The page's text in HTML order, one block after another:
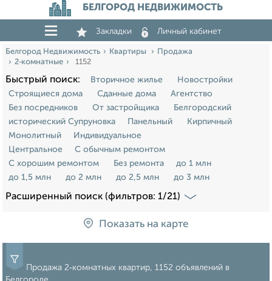
БЕЛГОРОД НЕДВИЖИМОСТЬ
Закладки Личный кабинет
Белгород Недвижимость Квартиры
Продажа
2‑комнатные
1152
Быстрый поиск: Вторичное жилье
Новостройки
Строящиеся дома
Сданные дома
Агентство
Без посредников
От застройщика
Белгородский
исторический Супруновка
Панельный
Кирпичный
Монолитный
Индивидуальное
Центральное
С обычным ремонтом
С хорошим ремонтом
Без ремонта
до 1 млн
до 1,5 млн
до 2 млн до 2,5 млн до 3 млн
Расширенный поиск (фильтров: 1/21)
Показать на карте
Продажа 2‑комнатных квартир, 1152 объявлений в